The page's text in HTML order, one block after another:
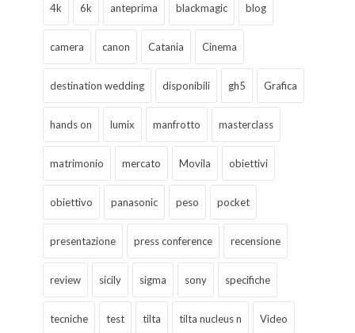
4k 6k anteprima blackmagic blog
camera canon Catania Cinema
destination wedding disponibili gh5 Grafica
hands on lumix manfrotto masterclass
matrimonio mercato Movila obiettivi
obiettivo panasonic peso pocket
presentazione press conference recensione
review sicily sigma sony specifiche
tecniche test tilta tilta nucleus n Video